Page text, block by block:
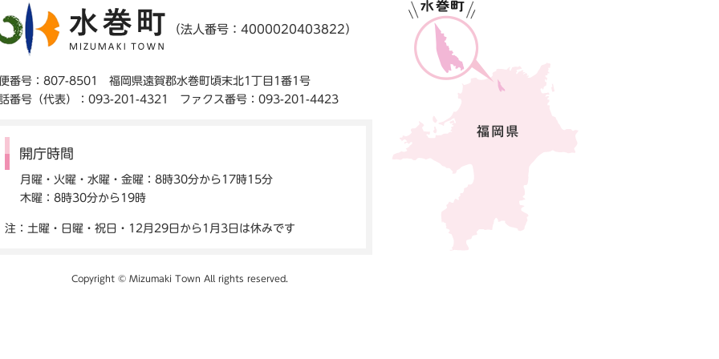
（法人番号：4000020403822）
番号：807-8501 福岡県遠賀郡水巻町頃末北1丁目1番1号
番号（代表）：093-201-4321 ファクス番号：093-201-4423
開庁時間
月曜・火曜・水曜・金曜：8時30分から17時15分
木曜：8時30分から19時
注：土曜・日曜・祝日・12月29日から1月3日は休みです
Copyright © Mizumaki Town All rights reserved.